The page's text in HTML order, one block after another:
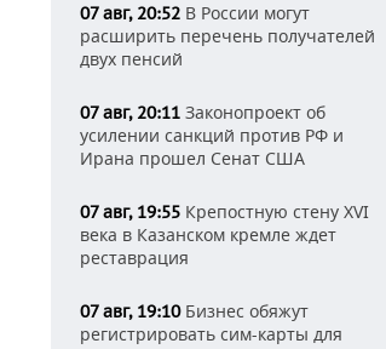
07 авг, 20:52 В России могут
расширить перечень получателей
двух пенсий
07 авг, 20:11 Законопроект об
усилении санкций против РФ и
Ирана прошел Сенат США
07 авг, 19:55 Крепостную стену XVI
века в Казанском кремле ждет
реставрация
07 авг, 19:10Бизнес обяжут
регистрировать сим-карты для